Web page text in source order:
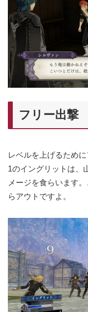
フリー出撃
レベルを上げるため
1のイングリットは、
メージを食らいます
らアウトですよ。